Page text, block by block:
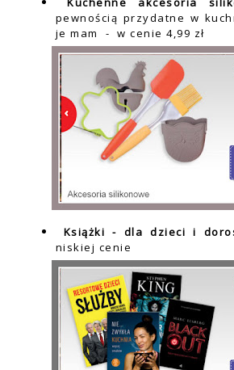
pewnością przydatne w
je mam
- w cenie 4,99 zł
Książki - dla dzieci i
niskiej cenie